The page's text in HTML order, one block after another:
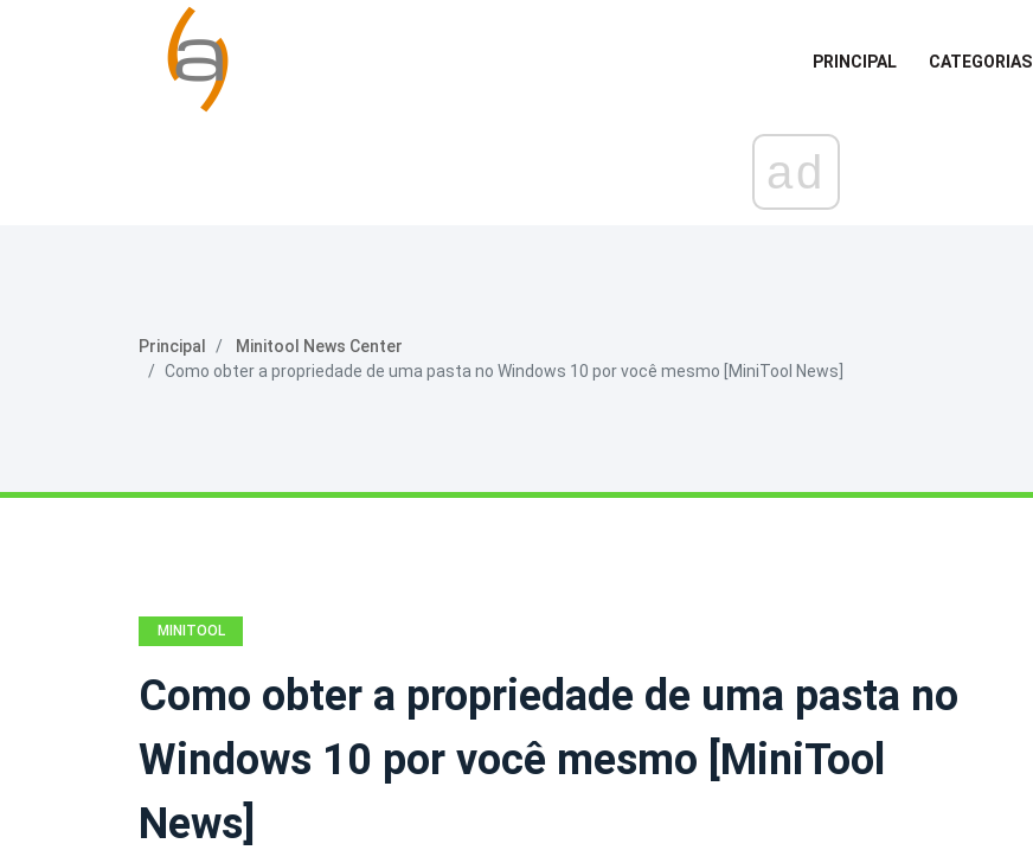
PRINCIPAL CATEGORIAS
ad
Principal
Minitool News Center
Como obter a propriedade de uma pasta no Windows 10 por você mesmo [MiniTool News]
MINITOOL
Como obter a propriedade de uma pasta no
Windows 10 por você mesmo [MiniTool
News]